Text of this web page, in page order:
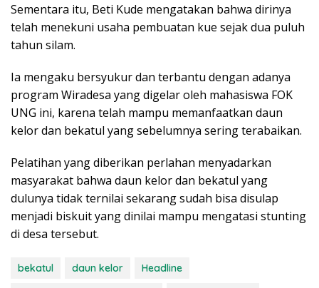
Sementara itu, Beti Kude mengatakan bahwa dirinya
telah menekuni usaha pembuatan kue sejak dua puluh
tahun silam.
Ia mengaku bersyukur dan terbantu dengan adanya
program Wiradesa yang digelar oleh mahasiswa FOK
UNG ini, karena telah mampu memanfaatkan daun
kelor dan bekatul yang sebelumnya sering terabaikan.
Pelatihan yang diberikan perlahan menyadarkan
masyarakat bahwa daun kelor dan bekatul yang
dulunya tidak ternilai sekarang sudah bisa disulap
menjadi biskuit yang dinilai mampu mengatasi stunting
di desa tersebut.
bekatul daun kelor
Headline